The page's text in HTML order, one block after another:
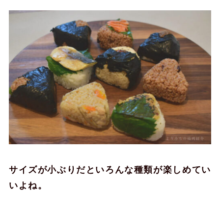
サイズが小ぶりだといろんな種類が楽しめてい
いよね。